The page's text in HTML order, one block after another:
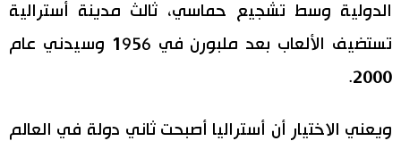
إعلان
الدولية وسط تشجيع حماسي، ثالث مدينة أسترالية
تستضيف الألعاب بعد ملبورن في 1956 وسيدني عام
2000.
ويعني الاختيار أن أستراليا أصبحت ثاني دولة في العالم